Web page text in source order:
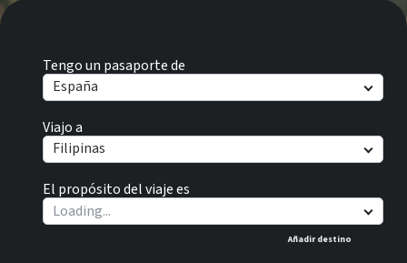
Tengo un pasaporte de
España
Viajo a
Filipinas
El propósito del viaje es
Añadir destino